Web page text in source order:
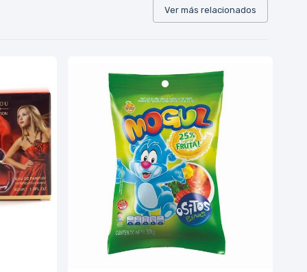
Ver más relacionados